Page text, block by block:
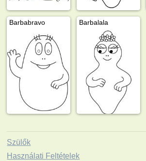
Barbabravo Barbalala
Szülők
Használati Feltételek